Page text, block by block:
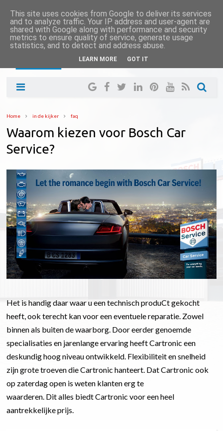
Home in de kijker faq
Waarom kiezen voor Bosch Car
Service?
Het is handig daar waar u een technisch produCt gekocht
heeft, ook terecht kan voor een eventuele reparatie. Zowel
binnen als buiten de waarborg. Door eerder genoemde
specialisaties en jarenlange ervaring heeft Cartronic een
deskundig hoog niveau ontwikkeld. Flexibiliteit en snelheid
zijn grote troeven die Cartronic hanteert. Dat Cartronic ook
op zaterdag open is weten klanten erg te
waarderen. Dit alles biedt Cartronic voor een heel
aantrekkelijke prijs.
This site uses cookies from Google to deliver its services
and to analyze traffic. Your IP address and user-agent are
shared with Google along with performance and security
metrics to ensure quality of service, generate usage
statistics, and to detect and address abuse.
LEARN MORE GOT IT